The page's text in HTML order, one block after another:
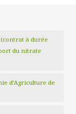
(contrat à durée
du nitrate
d’Agriculture de